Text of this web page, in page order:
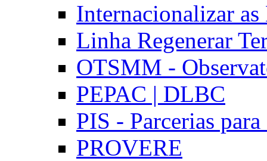
Internacionalizar
Linha Regenerar
OTSMM -
PEPAC | DLBC
PIS - Parcerias
PROVERE